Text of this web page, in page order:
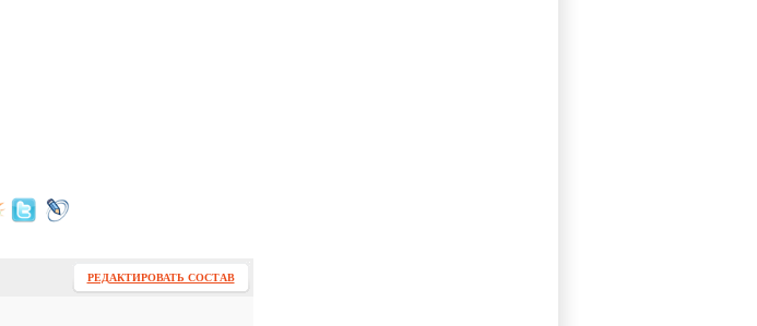
РЕДАКТИРОВАТЬ СОСТАВ